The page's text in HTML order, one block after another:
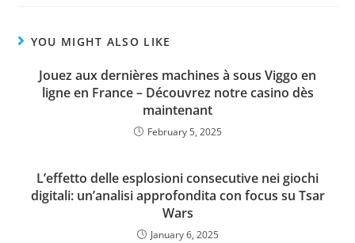
YOU MIGHT ALSO LIKE
Jouez aux dernières machines à sous Viggo en
ligne en France – Découvrez notre casino dès
maintenant
February 5, 2025
L’effetto delle esplosioni consecutive nei giochi
digitali: un’analisi approfondita con focus su Tsar
Wars
January 6, 2025